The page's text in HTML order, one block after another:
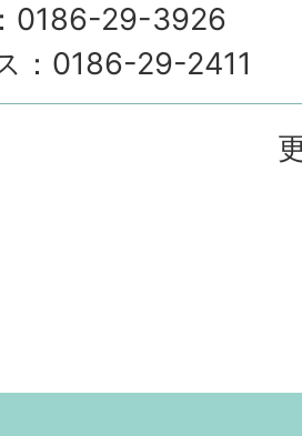
0186-29-3926
：0186-29-2411